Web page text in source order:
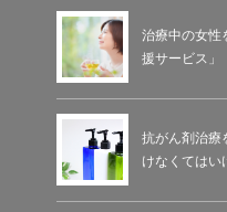
治療中の女性
援サービス」
抗がん剤治療
けなくてはい